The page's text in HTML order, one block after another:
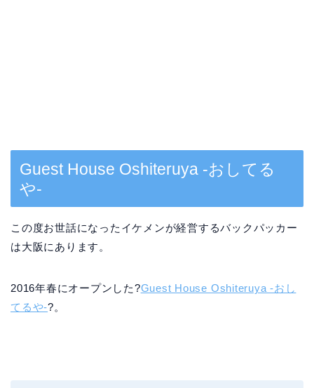
Guest House Oshiteruya -おしてる
や-
この度お世話になったイケメンが経営するバックパッカー
は大阪にあります。
2016年春にオープンした?Guest House Oshiteruya -おし
てるや-?。